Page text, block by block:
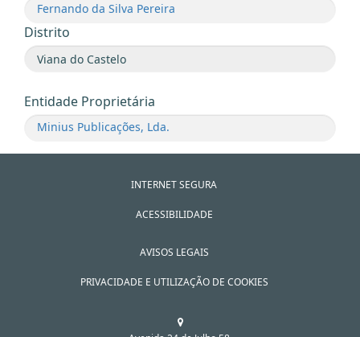
Fernando da Silva Pereira
Distrito
Entidade Proprietária
Minius Publicações, Lda.
INTERNET SEGURA
ACESSIBILIDADE
AVISOS LEGAIS
PRIVACIDADE E UTILIZAÇÃO DE COOKIES